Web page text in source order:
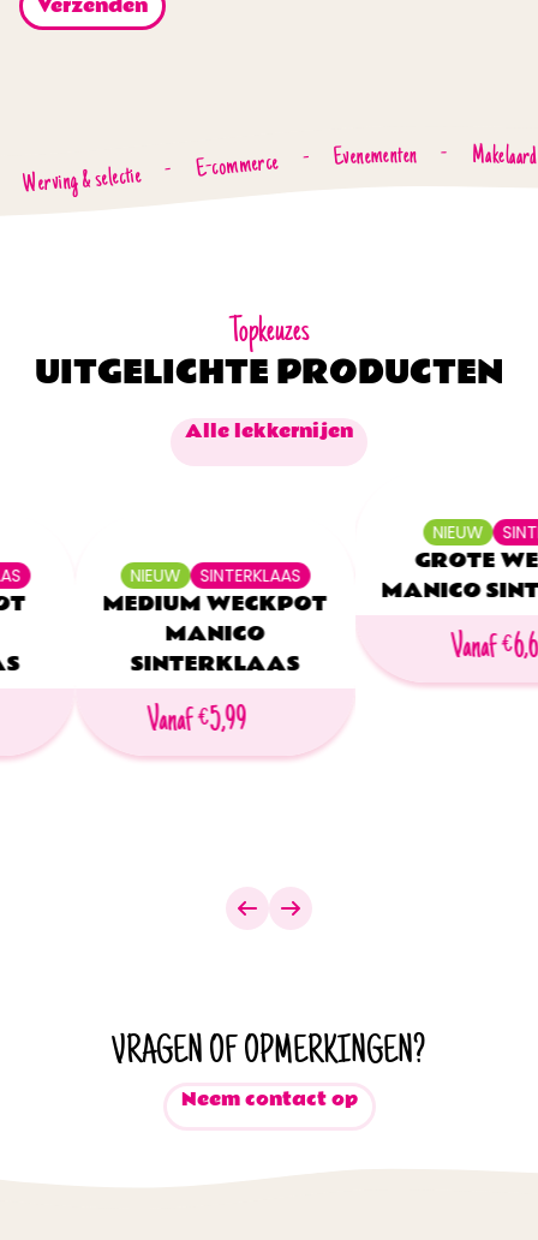
Werving & selectie - E-commerce - Evenementen -
Topkeuzes
UITGELICHTE PRODUCTEN
Alle lekkernijen
NIEUW SINTERKLAAS
MEDIUM WECKPOT
MANICO
SINTERKLAAS
Vanaf €5,99
NIEUW
GROTE
MANICO
Vanaf
VRAGEN OF OPMERKINGEN?
Neem contact op